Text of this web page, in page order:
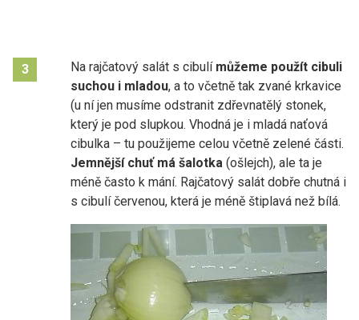
3 Na rajčatový salát s cibulí můžeme použít cibuli
suchou i mladou, a to včetně tak zvané krkavice
(u ní jen musíme odstranit zdřevnatělý stonek,
který je pod slupkou. Vhodná je i mladá naťová
cibulka – tu použijeme celou včetně zelené části.
Jemnější chuť má šalotka (ošlejch), ale ta je
méně často k mání. Rajčatový salát dobře chutná i
s cibulí červenou, která je méně štiplavá než bílá.